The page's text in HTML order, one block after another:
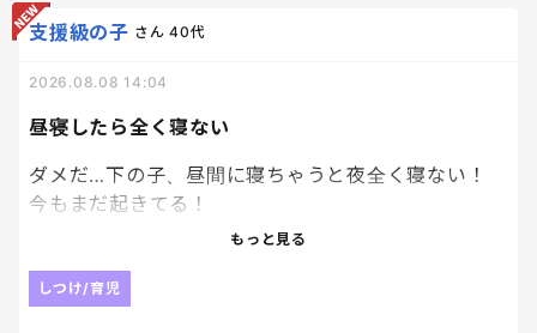
昼寝したら全く寝ない
支援級の子 さん 40代
2026.08.08 14:04
ダメだ…下の子、昼間に寝ちゃうと夜全く寝ない！
今もまだ起きてる！
入れるまで走り続けないと。。
もっと見る
しつけ/育児